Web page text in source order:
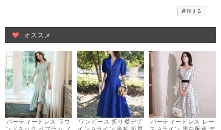
通報する
オススメ
パーティードレス ラウ
ワンピース 折り襟デザ
パーティードレス レー